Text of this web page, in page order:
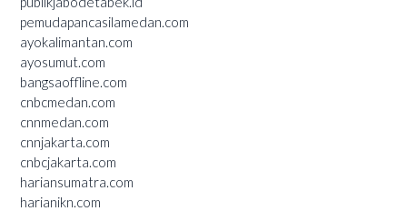
pemudapancasilamedan.com
ayokalimantan.com
ayosumut.com
bangsaoffline.com
cnbcmedan.com
cnnmedan.com
cnnjakarta.com
cnbcjakarta.com
hariansumatra.com
harianikn.com